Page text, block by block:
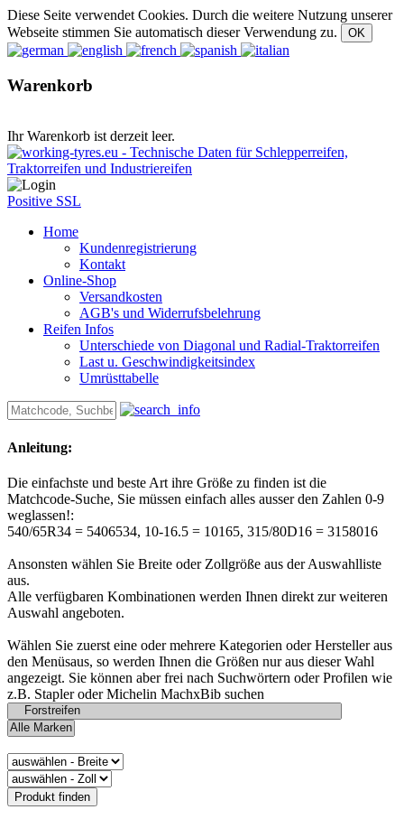
Diese Seite verwendet Cookies. Durch die weitere Nutzung unserer
Webseite stimmen Sie automatisch dieser Verwendung zu.
Warenkorb
Ihr Warenkorb ist derzeit leer.
Positive SSL
Home
Kundenregistrierung
Kontakt
Online-Shop
Versandkosten
AGB's und Widerrufsbelehrung
Reifen Infos
Unterschiede von Diagonal und Radial-Traktorreifen
Last u. Geschwindigkeitsindex
Umrüsttabelle
Anleitung:
Die einfachste und beste Art ihre Größe zu finden ist die
Matchcode-Suche, Sie müssen einfach alles ausser den Zahlen 0-9
weglassen!:
540/65R34 = 5406534, 10-16.5 = 10165, 315/80D16 = 3158016
Ansonsten wählen Sie Breite oder Zollgröße aus der Auswahlliste
aus.
Alle verfügbaren Kombinationen werden Ihnen direkt zur weiteren
Auswahl angeboten.
Wählen Sie zuerst eine oder mehrere Kategorien oder Hersteller aus
den Menüsaus, so werden Ihnen die Größen nur aus dieser Wahl
angezeigt. Sie können aber frei nach Suchwörtern oder Profilen wie
z.B. Stapler oder Michelin MachxBib suchen